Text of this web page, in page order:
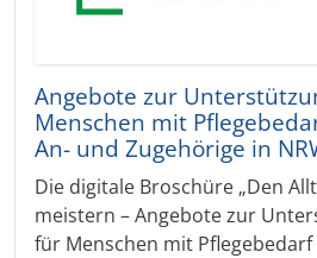
Angebote zur
Menschen mit
An- und Zugehörige in
Die digitale Broschüre „Den
meistern – Angebote zur
für Menschen mit